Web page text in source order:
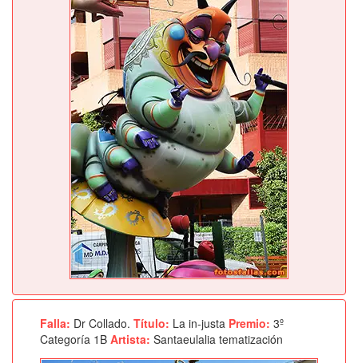
Falla: Dr Collado. Título: La in-justa Premio: 3º
Categoría 1B Artista: Santaeulalia tematización